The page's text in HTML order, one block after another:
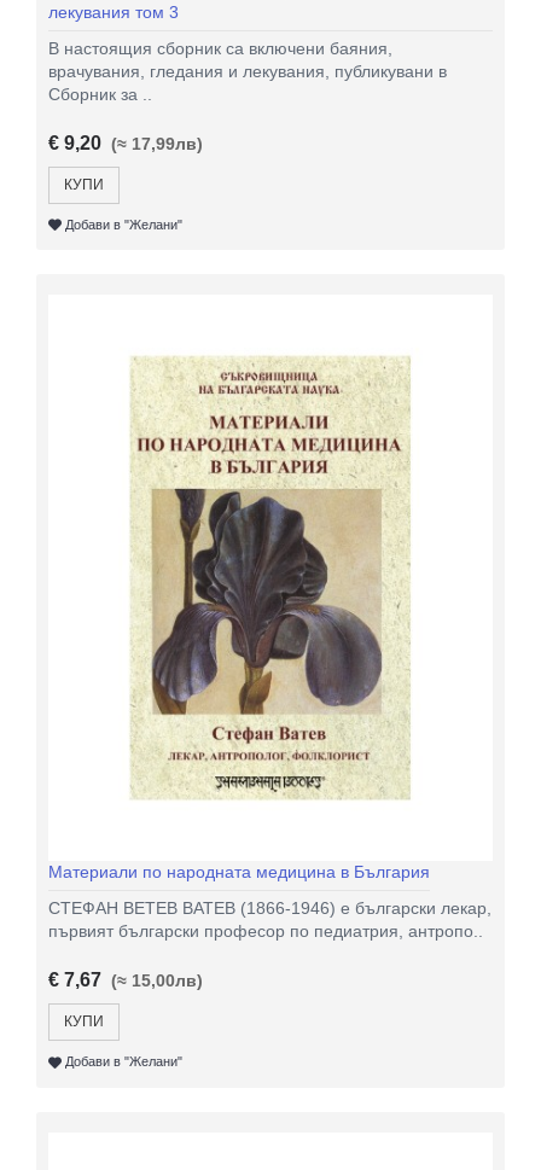
лекувания том 3
В настоящия сборник са включени баяния,
врачувания, гледания и лекувания, публикувани в
Сборник за ..
€ 9,20 (≈ 17,99лв)
КУПИ
Добави в "Желани"
Материали по народната медицина в България
СТЕФАН ВЕТЕВ ВАТЕВ (1866-1946) е български лекар,
първият български професор по педиатрия, антропо..
€ 7,67 (≈ 15,00лв)
КУПИ
Добави в "Желани"